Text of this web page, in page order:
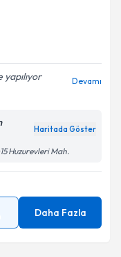
Devamı
Haritada Göster
Huzurevleri Mah.
Daha Fazla